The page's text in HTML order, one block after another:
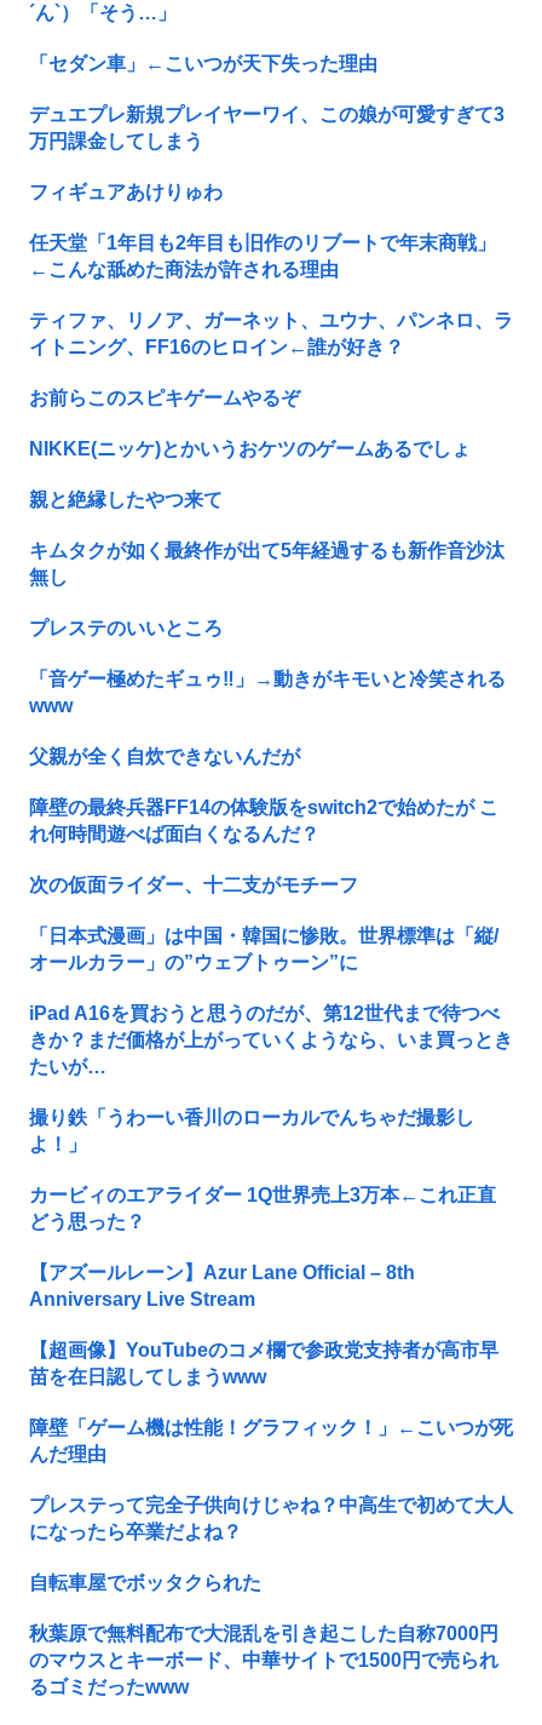
´ん`）「そう…」
「セダン車」←こいつが天下失った理由
デュエプレ新規プレイヤーワイ、この娘が可愛すぎて3
万円課金してしまう
フィギュアあけりゅわ
任天堂「1年目も2年目も旧作のリブートで年末商戦」
←こんな舐めた商法が許される理由
ティファ、リノア、ガーネット、ユウナ、パンネロ、ラ
イトニング、FF16のヒロイン←誰が好き？
お前らこのスピキゲームやるぞ
NIKKE(ニッケ)とかいうおケツのゲームあるでしょ
親と絶縁したやつ来て
キムタクが如く最終作が出て5年経過するも新作音沙汰
無し
プレステのいいところ
「音ゲー極めたギュゥ‼️」→動きがキモいと冷笑される
www
父親が全く自炊できないんだが
障壁の最終兵器FF14の体験版をswitch2で始めたが こ
れ何時間遊べば面白くなるんだ？
次の仮面ライダー、十二支がモチーフ
「日本式漫画」は中国・韓国に惨敗。世界標準は「縦/
オールカラー」の”ウェブトゥーン”に
iPad A16を買おうと思うのだが、第12世代まで待つべ
きか？まだ価格が上がっていくようなら、いま買っとき
たいが…
撮り鉄「うわーい香川のローカルでんちゃだ撮影し
よ！」
カービィのエアライダー 1Q世界売上3万本←これ正直
どう思った？
【アズールレーン】Azur Lane Official – 8th
Anniversary Live Stream
【超画像】YouTubeのコメ欄で参政党支持者が高市早
苗を在日認してしまうwww
障壁「ゲーム機は性能！グラフィック！」←こいつが死
んだ理由
プレステって完全子供向けじゃね？中高生で初めて大人
になったら卒業だよね？
自転車屋でボッタクられた
秋葉原で無料配布で大混乱を引き起こした自称7000円
のマウスとキーボード、中華サイトで1500円で売られ
るゴミだったwww